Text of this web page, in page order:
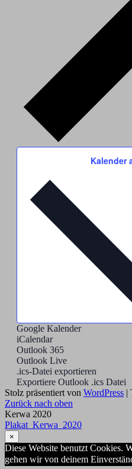
Kalender
Google Kalender
iCalendar
Outlook 365
Outlook Live
.ics-Datei exportieren
Exportiere Outlook .ics Datei
Stolz präsentiert von WordPress |
Zurück nach oben
Kerwa 2020
Plakat_Kerwa_2020
×
Diese Website benutzt Cookies.
gehen wir von deinem